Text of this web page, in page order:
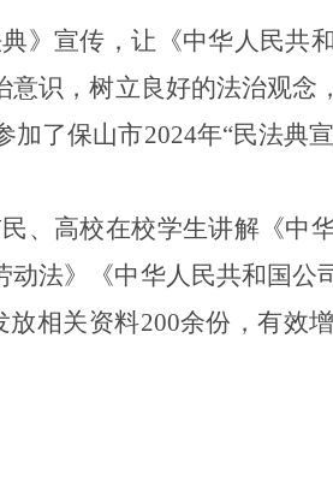
》宣传，让《中华人民共
意识，树立良好的法治观念
加了保山市2024年“民法典
、高校在校学生讲解《中
动法》《中华人民共和国
放相关资料200余份，有效